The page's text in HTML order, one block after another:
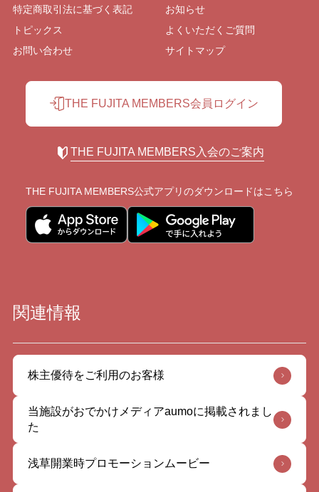
特定商取引法に基づく表記
お知らせ
トピックス
よくいただくご質問
お問い合わせ
サイトマップ
THE FUJITA MEMBERS会員ログイン
THE FUJITA MEMBERS入会のご案内
THE FUJITA MEMBERS公式アプリのダウンロードはこちら
関連情報
株主優待をご利用のお客様
当施設がおでかけメディアaumoに掲載されまし
た
浅草開業時プロモーションムービー